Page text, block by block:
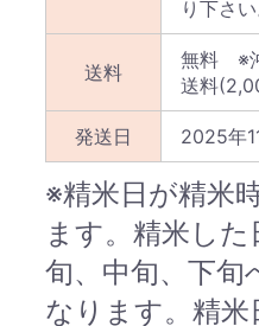
り下さい
送料
無料 ※
送料
発送日 2025年
※精米日が精米
ます。精米し
旬、中旬、下旬
なります。精米